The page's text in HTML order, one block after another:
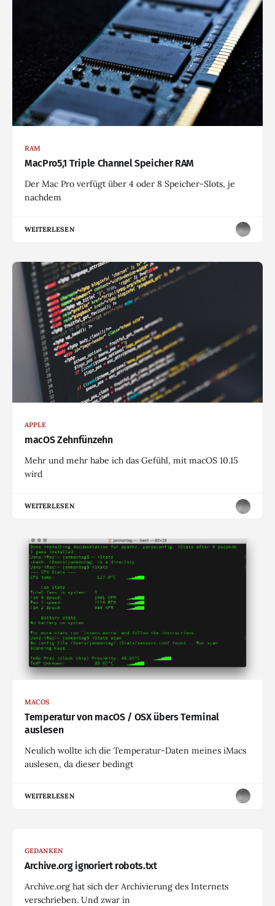
RAM
MacPro5,1 Triple Channel Speicher RAM
Der Mac Pro verfügt über 4 oder 8 Speicher-Slots, je
nachdem
WEITERLESEN
APPLE
macOS Zehnfünzehn
Mehr und mehr habe ich das Gefühl, mit macOS 10.15
wird
WEITERLESEN
MACOS
Temperatur von macOS / OSX übers Terminal
auslesen
Neulich wollte ich die Temperatur-Daten meines iMacs
auslesen, da dieser bedingt
WEITERLESEN
GEDANKEN
Archive.org ignoriert robots.txt
Archive.org hat sich der Archivierung des Internets
verschrieben. Und zwar in